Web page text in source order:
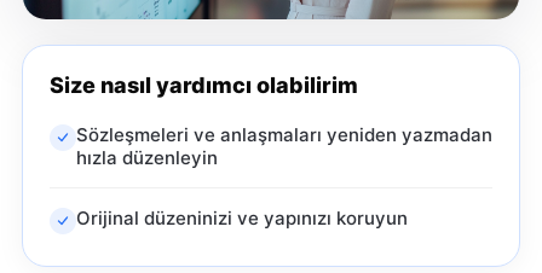
Size nasıl yardımcı olabilirim
Sözleşmeleri ve anlaşmaları yeniden yazmadan
hızla düzenleyin
Orijinal düzeninizi ve yapınızı koruyun